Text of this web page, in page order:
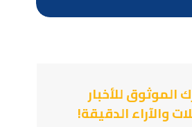
الموثوق للأخبار
والآراء الدقيقة!